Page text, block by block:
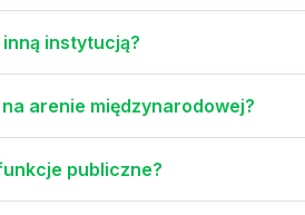
instytucją?
arenie międzynarodowej?
publiczne?